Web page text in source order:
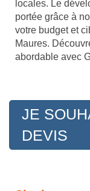
locales. Le
portée grâce à
votre budget et
Maures.
abordable avec
JE
DEVIS